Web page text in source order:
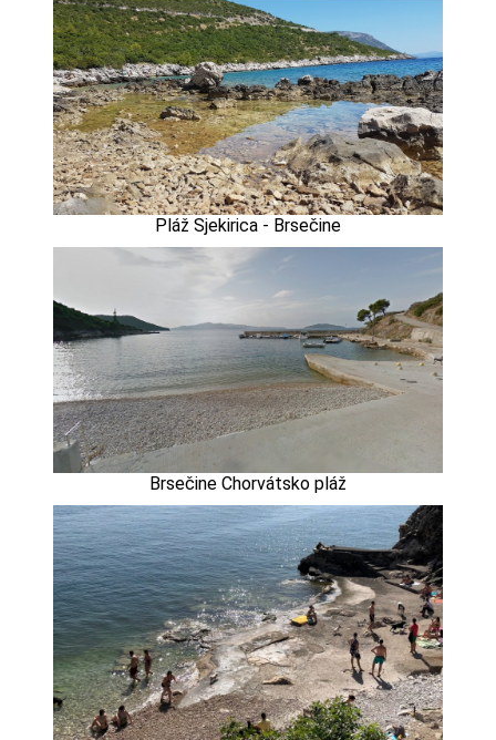
Pláž Sjekirica - Brsečine
Brsečine Chorvátsko pláž